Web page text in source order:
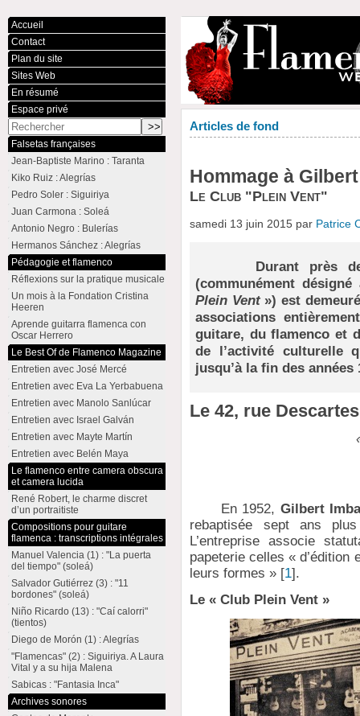
Articles de fond
Hommage à
Le Club "Plein Vent"
samedi 13 juin 2015 par Patrice
Durant près de
(communément
Plein Vent») est
associations
guitare, du flamenco et
de l’activité culturelle
jusqu’à la fin des années
Le 42, rue Descartes
En 1952, Gilbert
rebaptisée sept ans
L’entreprise associe
papeterie celles «
leurs formes » [1].
Le « Club Plein Vent »
Accueil
Contact
Plan du site
Sites Web
En résumé
Espace privé
Falsetas françaises
Jean-Baptiste Marino : Taranta
Kiko Ruiz : Alegrías
Pedro Soler : Siguiriya
Juan Carmona : Soleá
Antonio Negro : Bulerías
Hermanos Sánchez : Alegrías
Pédagogie et flamenco
Réflexions sur la pratique musicale
Un mois à la Fondation Cristina
Heeren
Aprende guitarra flamenca con
Oscar Herrero
Le Best Of de Flamenco Magazine
Entretien avec José Mercé
Entretien avec Eva La Yerbabuena
Entretien avec Manolo Sanlúcar
Entretien avec Israel Galván
Entretien avec Mayte Martín
Entretien avec Belén Maya
Le flamenco entre camera obscura
et camera lucida
René Robert, le charme discret
d’un portraitiste
Compositions pour guitare
flamenca : transcriptions intégrales
Manuel Valencia (1) : "La puerta
del tiempo" (soleá)
Salvador Gutiérrez (3) : "11
bordones" (soleá)
Niño Ricardo (13) : "Caí calorri"
(tientos)
Diego de Morón (1) : Alegrías
"Flamencas" (2) : Siguiriya. A Laura
Vital y a su hija Malena
Sabicas : "Fantasia Inca"
Archives sonores